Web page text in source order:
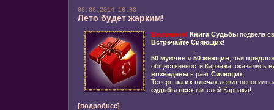
09.06.2014 16:00
Лето будет жарким!
Внимание! Книга Судьбы подвела
Встречайте Сияющих!
50 мужчин и 50 женщин , чьи
общественности Карнажа, оказались
возведеныв ранг Сияющих.
Теперь на их плечахлежит
судьбы всехжителей Карнажа!
[подробнее]